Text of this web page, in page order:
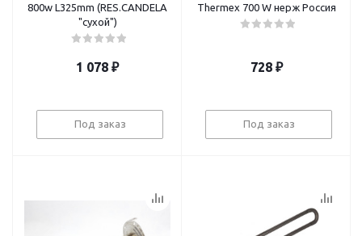
800w L325mm (RES.CANDELA
"сухой")
1 078 ₽
Под заказ
Thermex 700 W нерж Россия
728₽
Под заказ